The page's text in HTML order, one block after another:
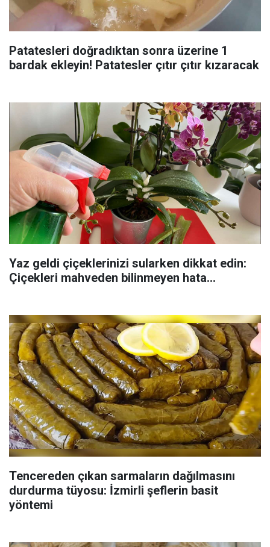
Patatesleri doğradıktan sonra üzerine 1
bardak ekleyin! Patatesler çıtır çıtır kızaracak
Yaz geldi çiçeklerinizi sularken dikkat edin:
Çiçekleri mahveden bilinmeyen hata...
Tencereden çıkan sarmaların dağılmasını
durdurma tüyosu: İzmirli şeflerin basit
yöntemi